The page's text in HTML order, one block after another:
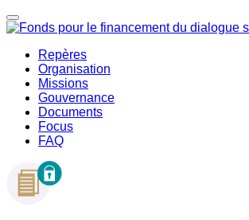
Repères
Organisation
Missions
Gouvernance
Documents
Focus
FAQ